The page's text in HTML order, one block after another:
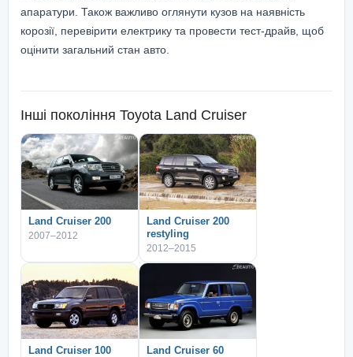
апаратури. Також важливо оглянути кузов на наявність
корозії, перевірити електрику та провести тест-драйв, щоб
оцінити загальний стан авто.
Інші покоління Toyota Land Cruiser
Land Cruiser 200
2007–2012
Land Cruiser 200
restyling
2012–2015
Land Cruiser 100 Land Cruiser 60